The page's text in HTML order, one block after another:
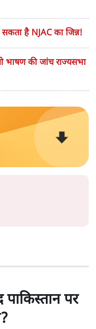
सकता है NJAC का जिन्न!
भाषण की जांच राज्यसभा
पर